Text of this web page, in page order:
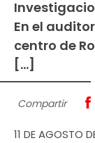
En el
centro de
[…]
Compartir
11 DE AGOSTO